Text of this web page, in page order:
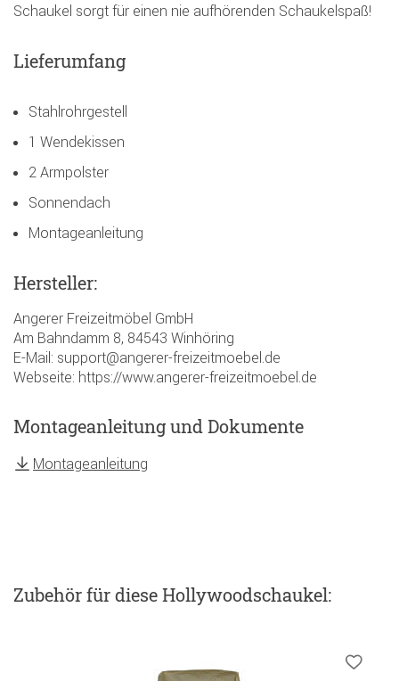
Schaukel sorgt für einen nie aufhörenden Schaukelspaß!
Lieferumfang
Stahlrohrgestell
1 Wendekissen
2 Armpolster
Sonnendach
Montageanleitung
Hersteller:
Angerer Freizeitmöbel GmbH
Am Bahndamm 8, 84543 Winhöring
E-Mail: support@angerer-freizeitmoebel.de
Webseite: https://www.angerer-freizeitmoebel.de
Montageanleitung und Dokumente
Montageanleitung
Zubehörfür diese Hollywoodschaukel: